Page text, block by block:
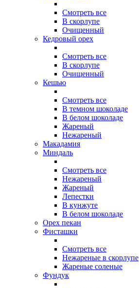
Смотреть все
В скорлупе
Очищенный
Кедровый орех
Смотреть все
В скорлупе
Очищенный
Кешью
Смотреть все
В темном шоколаде
В белом шоколаде
Жареный
Нежареный
Макадамия
Миндаль
Смотреть все
Нежареный
Жареный
Лепестки
В кунжуте
В белом шоколаде
Орех пекан
Фисташки
Смотреть все
Нежареные в скорлупе
Жареные соленые
Фундук